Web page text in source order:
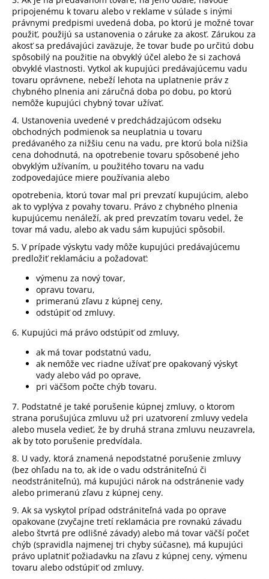
pripojenému k tovaru alebo v reklame v súlade s inými
právnymi predpismi uvedená doba, po ktorú je možné tovar
použiť, použijú sa ustanovenia o záruke za akosť. Zárukou za
akosť sa predávajúci zaväzuje, že tovar bude po určitú dobu
spôsobilý na použitie na obvyklý účel alebo že si zachová
obvyklé vlastnosti. Vytkol ak kupujúci predávajúcemu vadu
tovaru oprávnene, nebeží lehota na uplatnenie práv z
chybného plnenia ani záručná doba po dobu, po ktorú
nemôže kupujúci chybný tovar užívať.
4. Ustanovenia uvedené v predchádzajúcom odseku
obchodných podmienok sa neuplatnia u tovaru
predávaného za nižšiu cenu na vadu, pre ktorú bola nižšia
cena dohodnutá, na opotrebenie tovaru spôsobené jeho
obvyklým užívaním, u použitého tovaru na vadu
zodpovedajúce miere používania alebo
opotrebenia, ktorú tovar mal pri prevzatí kupujúcim, alebo
ak to vyplýva z povahy tovaru. Právo z chybného plnenia
kupujúcemu nenáleží, ak pred prevzatím tovaru vedel, že
tovar má vadu, alebo ak vadu sám kupujúci spôsobil.
5. V prípade výskytu vady môže kupujúci predávajúcemu
predložiť reklamáciu a požadovať:
výmenu za nový tovar,
opravu tovaru,
primeranú zľavu z kúpnej ceny,
odstúpiť od zmluvy.
6. Kupujúci má právo odstúpiť od zmluvy,
ak má tovar podstatnú vadu,
ak nemôže vec riadne užívať pre opakovaný výskyt
vady alebo vád po oprave,
pri väčšom počte chýb tovaru.
7. Podstatné je také porušenie kúpnej zmluvy, o ktorom
strana porušujúca zmluvu už pri uzatvorení zmluvy vedela
alebo musela vedieť, že by druhá strana zmluvu neuzavrela,
ak by toto porušenie predvídala.
8. U vady, ktorá znamená nepodstatné porušenie zmluvy
(bez ohľadu na to, ak ide o vadu odstrániteľnú či
neodstrániteľnú), má kupujúci nárok na odstránenie vady
alebo primeranú zľavu z kúpnej ceny.
9. Ak sa vyskytol prípad odstrániteľná vada po oprave
opakovane (zvyčajne tretí reklamácia pre rovnakú závadu
alebo štvrtá pre odlišné závady) alebo má tovar väčší počet
chýb (spravidla najmenej tri chyby súčasne), má kupujúci
právo uplatniť požiadavku na zľavu z kúpnej ceny, výmenu
tovaru alebo odstúpiť od zmluvy.